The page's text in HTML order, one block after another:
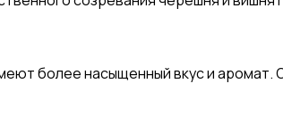
более насыщенный вкус и